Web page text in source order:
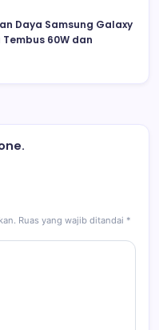
Daya Samsung Galaxy
60W dan
Ruas yang wajib ditandai *